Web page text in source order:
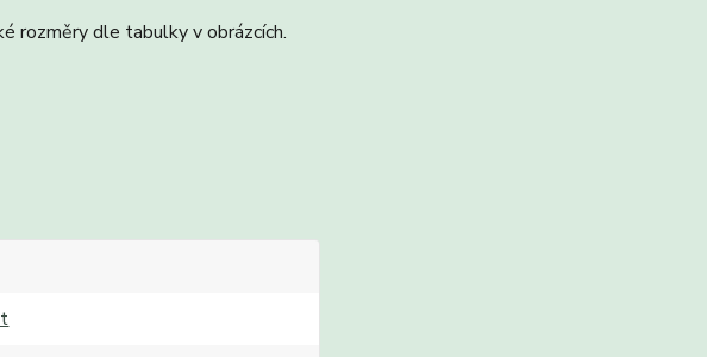
rozměry dle tabulky v obrázcích.